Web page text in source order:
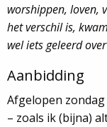
worshippen, loven,
het verschil is,
wel iets geleerd
Aanbidding
Afgelopen
– zoals ik (bijna)